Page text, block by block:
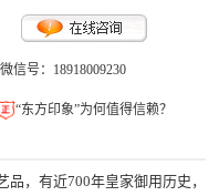
信号：18918009230
“东方印象”为何值得信赖？
，有近700年皇家御用历史，